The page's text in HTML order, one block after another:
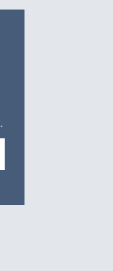
.